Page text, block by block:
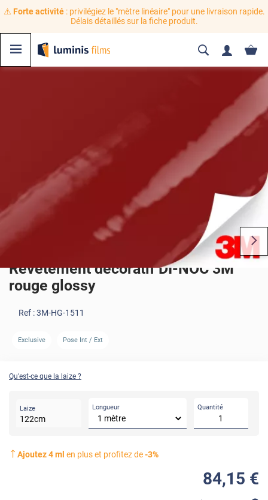
⚠️ Forte activité: privilégiez le "mètre linéaire" pour une livraison rapide.
Délais détaillés sur la fiche produit.
Revêtement décoratif DI-NOC 3M
rouge glossy
Ref :3M-HG-1511
Exclusive Pose Int / Ext
Qu'est-ce que la laize ?
Laize
122cm
Longueur Quantité
Ajoutez4ml en plus et profitez de-3%
84,15 €